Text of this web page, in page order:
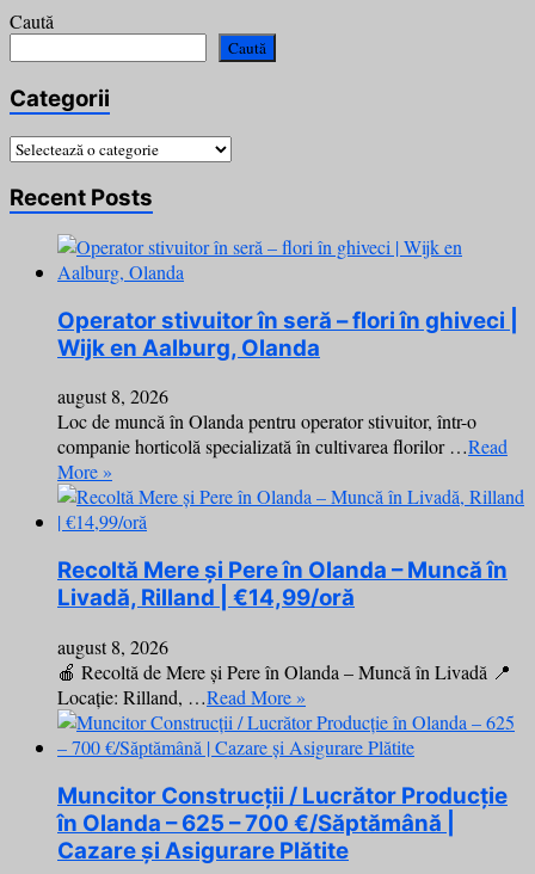
Caută
Caută
Categorii
Categorii
Recent Posts
Operator stivuitor în seră – flori în ghiveci |
Wijk en Aalburg, Olanda
august 8, 2026
Loc de muncă în Olanda pentru operator stivuitor, într-o
companie horticolă specializată în cultivarea florilor …Read
More »
Recoltă Mere și Pere în Olanda – Muncă în
Livadă, Rilland | €14,99/oră
august 8, 2026
🍎 Recoltă de Mere și Pere în Olanda – Muncă în Livadă 📍
Locație: Rilland, …Read More »
Muncitor Construcții / Lucrător Producție
în Olanda – 625 – 700 €/Săptămână |
Cazare și Asigurare Plătite